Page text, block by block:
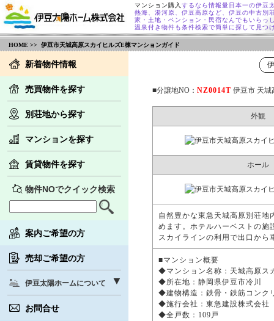
マンション購入 するなら情報量日本一の伊豆
熱海、湯河原、伊豆高原など、伊豆の中古別
家・土地・ペンション・民宿なんでもいらっ
温泉付き物件も条件検索で簡単に探して見つ
HOME >> 伊豆市天城高原スカイヒルズE棟マンションガイド
新着物件情報
売買物件を探す
別荘地から探す
マンションを探す
賃貸物件を探す
物件NOでクイック検索
案内ご希望の方
売却ご希望の方
伊豆太陽ホームについて
お問合せ
■分譲地NO： NZ0014T 伊豆市 天城
外観
ホール
自然豊かな東急天城高原別荘地
めます。ホテルハーベストの施
スカイラインの利用で出口から
■マンション概要
◆マンション名称：天城高原
◆所在地：静岡県伊豆市冷川
◆建物構造：鉄骨・鉄筋コン
◆施行会社：東急建設株式会
◆全戸数：109戸